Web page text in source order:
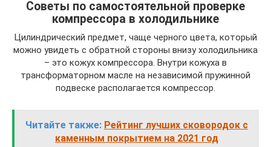
Советы по самостоятельной проверке
компрессора в холодильнике
Цилиндрический предмет, чаще черного цвета, который
можно увидеть с обратной стороны внизу холодильника
– это кожух компрессора. Внутри кожуха в
трансформаторном масле на независимой пружинной
подвеске располагается компрессор.
Читайте также: Рейтинг лучших сковородок с
каменным покрытием на 2021 год